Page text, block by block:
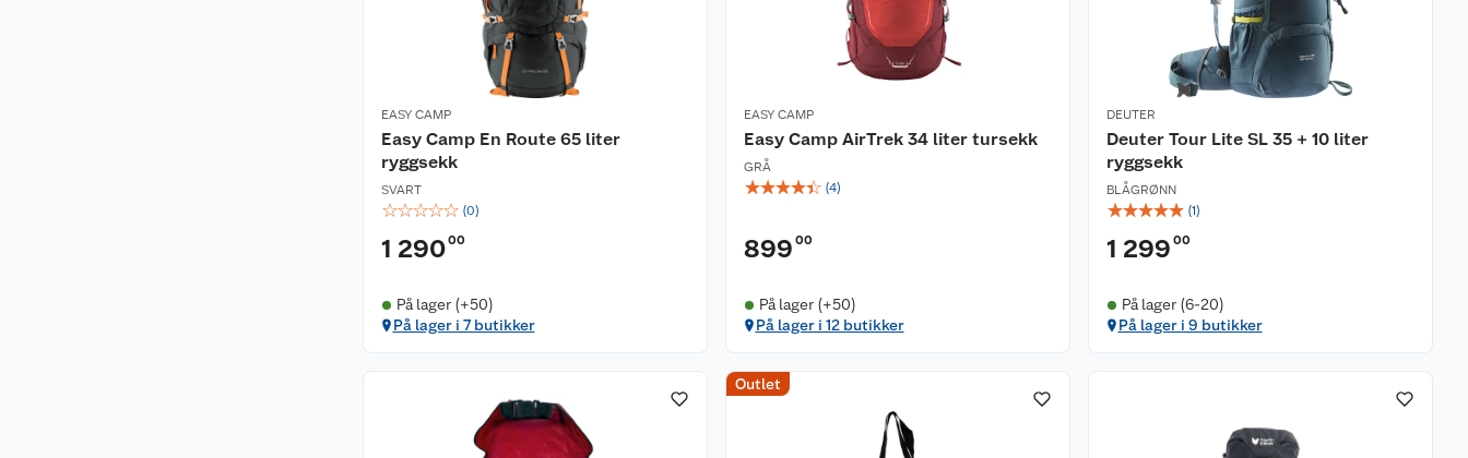
EASY CAMP
Easy Camp En Route 65 liter
ryggsekk
SVART
☆☆☆☆☆ (0)
1 29000
På lager (+50)
På lager i 7 butikker
EASY CAMP
Easy Camp AirTrek 34 liter tursekk
GRÅ
☆☆☆☆☆ (4)
899 00
På lager (+50)
På lager i 12 butikker
DEUTER
Deuter Tour Lite SL 35 + 10 liter
ryggsekk
BLÅGRØNN
☆☆☆☆☆ (1)
1 299 00
På lager (6-20)
På lager i 9 butikker
Outlet